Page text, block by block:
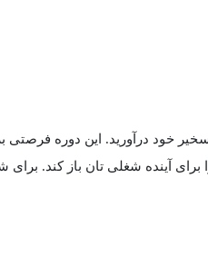
تسخیر خود درآورید. این دوره
آینده شغلی تان باز کند. برای